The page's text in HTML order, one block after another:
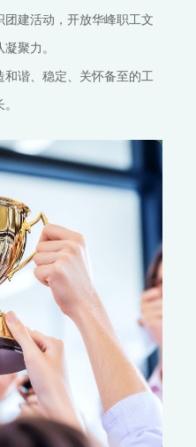
建活动，开放华峰职工文
聚力。
谐、稳定、关怀备至的工